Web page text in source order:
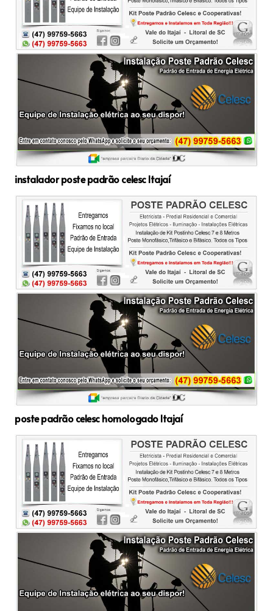
instalador poste padrão celesc Itajaí
poste padrão celesc homologado Itajaí